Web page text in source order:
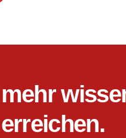
mehr
erreichen.